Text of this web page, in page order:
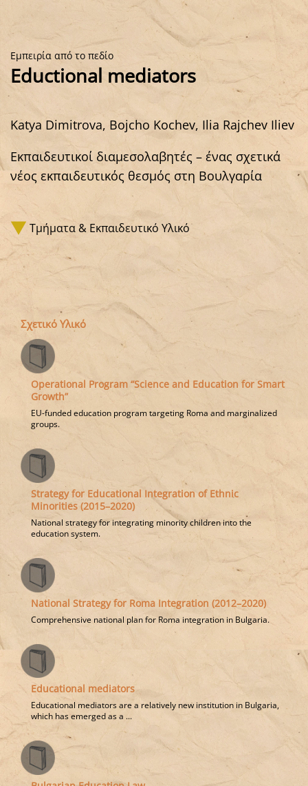
Εμπειρία από το πεδίο
Eductional mediators
Katya Dimitrova, Bojcho Kochev, Ilia Rajchev Iliev
Εκπαιδευτικοί διαμεσολαβητές – ένας σχετικά
νέος εκπαιδευτικός θεσμός στη Βουλγαρία
Τμήματα & Εκπαιδευτικό Υλικό
Σχετικό Υλικό
Operational Program “Science and Education for Smart
Growth”
EU-funded education program targeting Roma and marginalized
groups.
Strategy for Educational Integration of Ethnic
Minorities (2015–2020)
National strategy for integrating minority children into the
education system.
National Strategy for Roma Integration (2012–2020)
Comprehensive national plan for Roma integration in Bulgaria.
Educational mediators
Educational mediators are a relatively new institution in Bulgaria,
which has emerged as a ...